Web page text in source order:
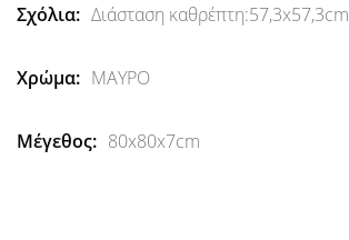
Διάσταση καθρέπτη:57,3x57,3cm
ΜΑΥΡΟ
80x80x7cm